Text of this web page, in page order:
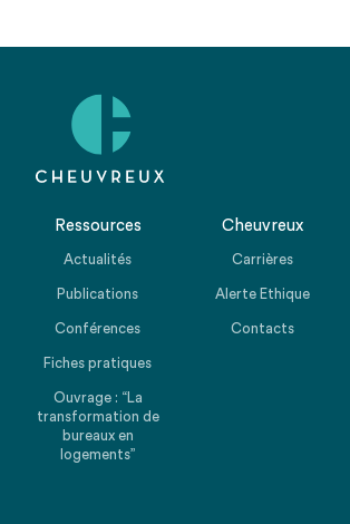
Ressources
Actualités
Publications
Conférences
Fiches pratiques
Ouvrage : “La
transformation de
bureaux en
logements”
Cheuvreux
Carrières
Alerte Ethique
Contacts